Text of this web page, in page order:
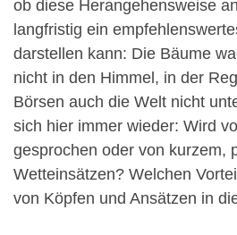
ob diese Herangehensweise
langfristig ein
darstellen kann: Die Bäume
nicht in den Himmel, in der
Börsen auch die Welt nicht
sich hier immer wieder: Wird
gesprochen oder von kurzem,
Wetteinsätzen? Welchen
von Köpfen und Ansätzen in